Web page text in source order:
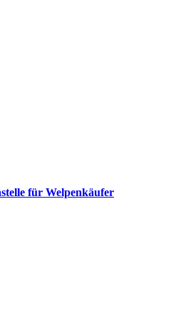
für Welpenkäufer